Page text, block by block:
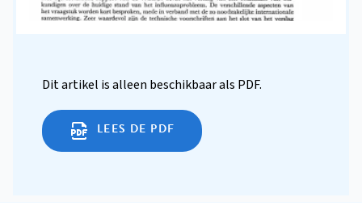
Dit artikel is alleen beschikbaar als PDF.
LEES DE PDF